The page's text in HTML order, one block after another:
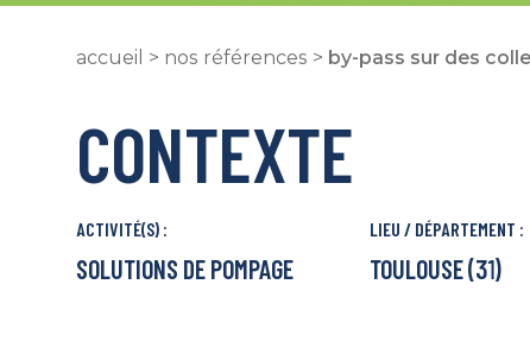
accueil > nos références > by-pass sur des
CONTEXTE
ACTIVITÉ(S) :
SOLUTIONS DE POMPAGE
LIEU / DÉPARTEMENT :
TOULOUSE (31)